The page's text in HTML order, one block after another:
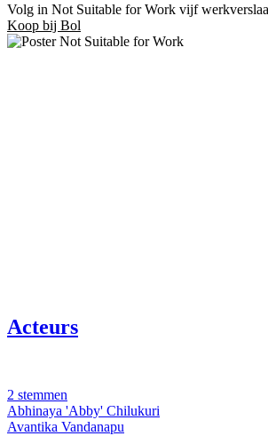
Volg in Not Suitable for Work vijf
Koop bij Bol
Acteurs
2 stemmen
Abhinaya 'Abby' Chilukuri
Avantika Vandanapu